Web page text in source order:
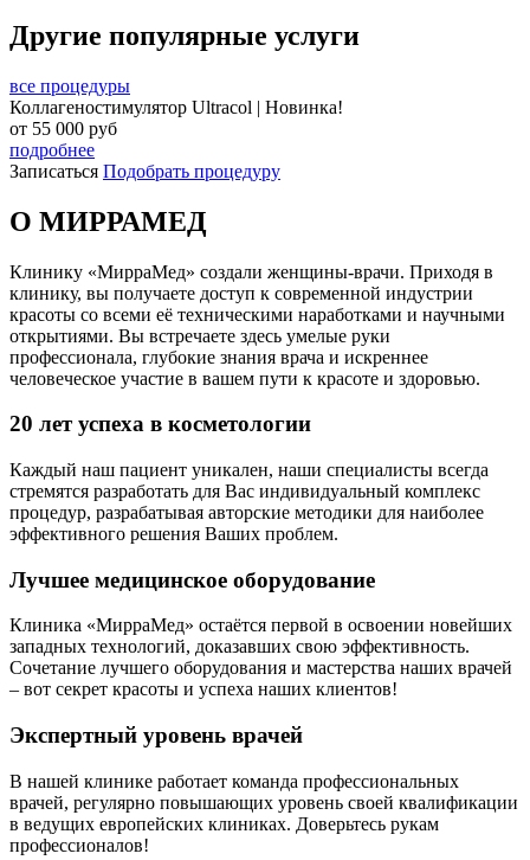
Другие популярные услуги
все процедуры
Коллагеностимулятор Ultracol | Новинка!
от 55 000 руб
подробнее
Записаться Подобрать процедуру
О МИРРАМЕД
Клинику «МирраМед» создали женщины-врачи. Приходя в
клинику, вы получаете доступ к современной индустрии
красоты со всеми её техническими наработками и научными
открытиями. Вы встречаете здесь умелые руки
профессионала, глубокие знания врача и искреннее
человеческое участие в вашем пути к красоте и здоровью.
20 лет успеха в косметологии
Каждый наш пациент уникален, наши специалисты всегда
стремятся разработать для Вас индивидуальный комплекс
процедур, разрабатывая авторские методики для наиболее
эффективного решения Ваших проблем.
Лучшее медицинское оборудование
Клиника «МирраМед» остаётся первой в освоении новейших
западных технологий, доказавших свою эффективность.
Сочетание лучшего оборудования и мастерства наших врачей
– вот секрет красоты и успеха наших клиентов!
Экспертный уровень врачей
В нашей клинике работает команда профессиональных
врачей, регулярно повышающих уровень своей квалификации
в ведущих европейских клиниках. Доверьтесь рукам
профессионалов!